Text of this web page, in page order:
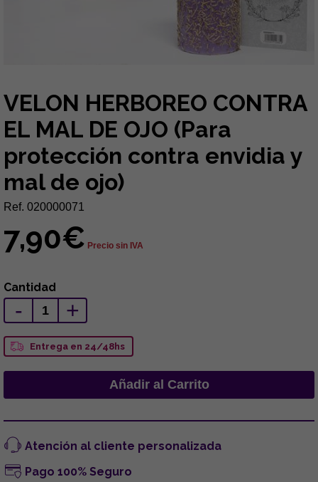
VELON HERBOREO CONTRA
EL MAL DE OJO (Para
protección contra envidia y
mal de ojo)
Ref. 020000071
7,90€ Precio sin IVA
Cantidad
- +
Entrega en 24/48hs
Atención al cliente personalizada
Pago 100% Seguro